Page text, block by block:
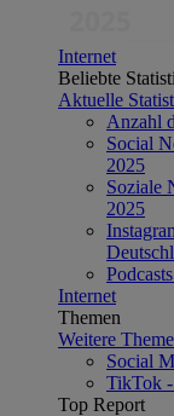
Internet
Beliebte
Aktuelle
Anzahl
Social
2025
Soziale
2025
Internet
Themen
Weitere
Social
TikTok
Top Report